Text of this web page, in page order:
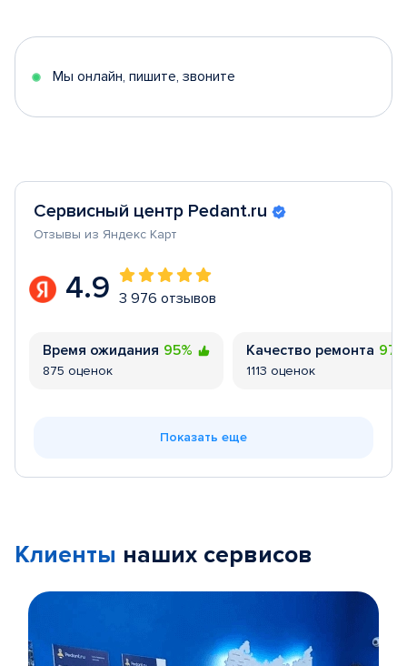
5
Мы онлайн, пишите, звоните
Сервисный центр Pedant.ru
Отзывы из Яндекс Карт
4.9 3 976 отзывов
Время ожидания 95%
875 оценок
Качество ремонта
1113 оценок
Показать еще
Клиенты наших сервисов